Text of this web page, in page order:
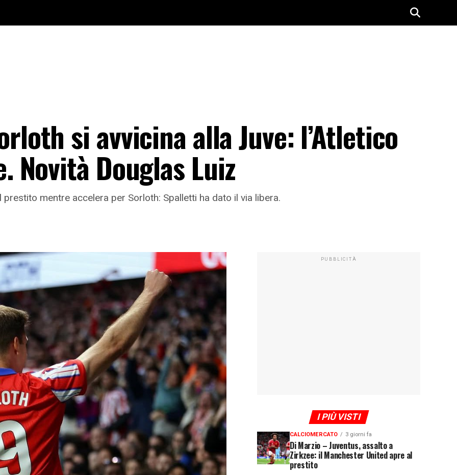
si avvicina alla Juve: l’Atletico
Novità Douglas Luiz
mentre accelera per Sorloth: Spalletti ha dato il via libera.
PUBBLICITÀ
I PIÙ VISTI
CALCIOMERCATO 3 giorni fa
Di Marzio – Juventus, assalto a
Zirkzee: il Manchester United apre al
prestito